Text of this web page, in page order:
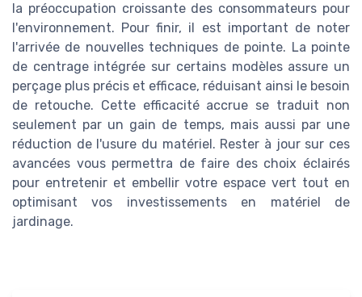
la préoccupation croissante des consommateurs pour
l'environnement. Pour finir, il est important de noter
l'arrivée de nouvelles techniques de pointe. La pointe
de centrage intégrée sur certains modèles assure un
perçage plus précis et efficace, réduisant ainsi le besoin
de retouche. Cette efficacité accrue se traduit non
seulement par un gain de temps, mais aussi par une
réduction de l'usure du matériel. Rester à jour sur ces
avancées vous permettra de faire des choix éclairés
pour entretenir et embellir votre espace vert tout en
optimisant vos investissements en matériel de
jardinage.